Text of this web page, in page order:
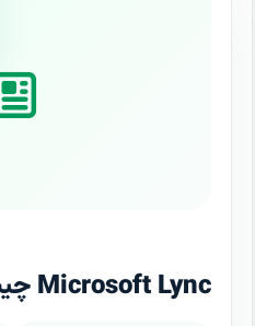
Microsoft Lync چیست؟